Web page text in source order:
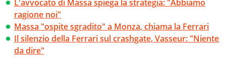
L'avvocato di Massa spiega la strategia: "Abbiamo
ragione noi"
Massa "ospite sgradito" a Monza, chiama la Ferrari
Il silenzio della Ferrari sul crashgate, Vasseur: "Niente
da dire"